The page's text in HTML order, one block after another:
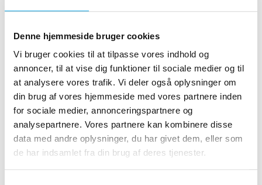
Denne hjemmeside bruger cookies
Vi bruger cookies til at tilpasse vores indhold og
annoncer, til at vise dig funktioner til sociale medier og til
at analysere vores trafik. Vi deler også oplysninger om
din brug af vores hjemmeside med vores partnere inden
for sociale medier, annonceringspartnere og
analysepartnere. Vores partnere kan kombinere disse
data med andre oplysninger, du har givet dem, eller som
de har indsamlet fra din brug af deres tjenester.
(det tryk, der er i blodårerne, når hjertet sender
tryk, der er i pauserne).
På patientens tunge sættes en lille clips, der ved
hjælp af lys, løbende måler blodets iltmætning og
hjerterytmen (puls).
Ved hjælp af elektroder påsat patientens hud,
laves løbende EKG målinger. Herved opnås
informationerne om selve hjertets funktion, dvs.